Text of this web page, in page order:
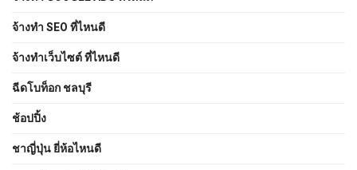
จ้างทํา SEO ที่ไหนดี
จ้างทําเว็บไซต์ ที่ไหนดี
ฉีดโบท็อก ชลบุรี
ช้อปปิ้ง
ชาญี่ปุ่น ยี่ห้อไหนดี